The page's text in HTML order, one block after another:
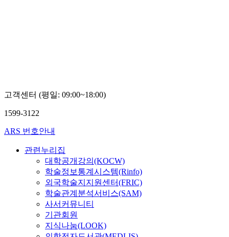
고객센터 (평일: 09:00~18:00)
1599-3122
ARS 번호안내
관련누리집
대학공개강의(KOCW)
학술정보통계시스템(Rinfo)
외국학술지지원센터(FRIC)
학술관계분석서비스(SAM)
사서커뮤니티
기관회원
지식나눔(LOOK)